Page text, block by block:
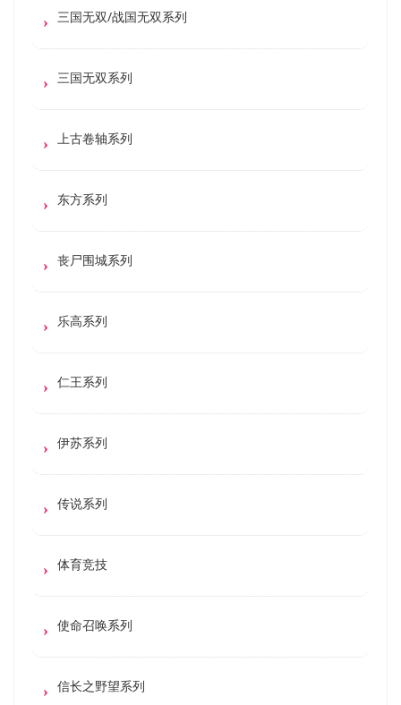
三国无双/战国无双系列
三国无双系列
上古卷轴系列
东方系列
丧尸围城系列
乐高系列
仁王系列
伊苏系列
传说系列
体育竞技
使命召唤系列
信长之野望系列